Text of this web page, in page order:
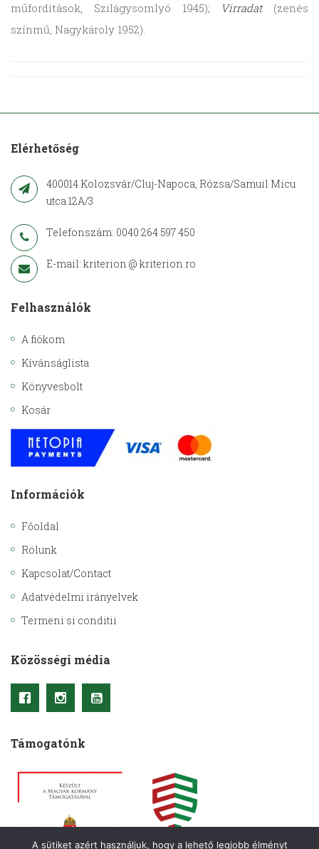
műfordítások, Szilágysomlyó 1945);
Virradat(zenés
színmű, Nagykároly 1952).
Elérhetőség
400014 Kolozsvár/Cluj-Napoca, Rózsa/Samuil Micu
utca 12A/3
Telefonszám: 0040 264 597 450
E-mail: kriterion @ kriterion.ro
Felhasználók
A fiókom
Kívánságlista
Könyvesbolt
Kosár
Információk
Főoldal
Rólunk
Kapcsolat/Contact
Adatvédelmi irányelvek
Termeni si conditii
Közösségi média
Támogatónk
A sütiket azért használjuk, hogy a lehető legjobb élményt